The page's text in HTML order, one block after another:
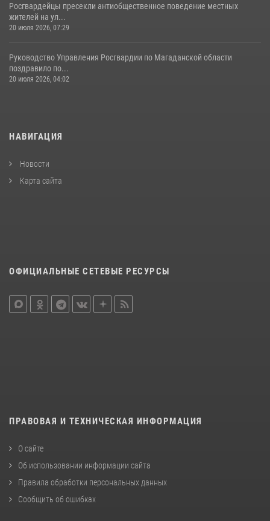
Росгвардейцы пресекли антиобщественное поведение местных
жителей на ул...
20 июля 2026, 07:29
Руководство Управления Росгвардии по Магаданской области
поздравило по...
20 июля 2026, 04:02
НАВИГАЦИЯ
Новости
Карта сайта
ОФИЦИАЛЬНЫЕ СЕТЕВЫЕ РЕСУРСЫ
ПРАВОВАЯ И ТЕХНИЧЕСКАЯ ИНФОРМАЦИЯ
О сайте
Об использовании информации сайта
Правила обработки персональных данных
Сообщить об ошибках